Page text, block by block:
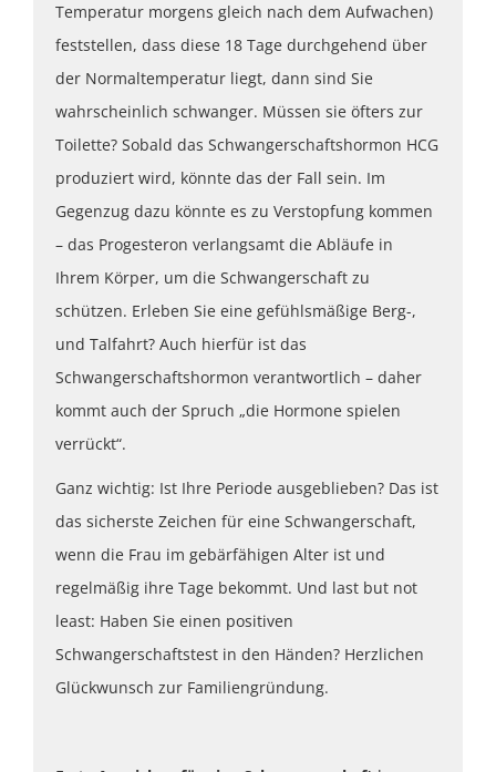
Temperatur morgens gleich nach dem Aufwachen)
feststellen, dass diese 18 Tage durchgehend über
der Normaltemperatur liegt, dann sind Sie
wahrscheinlich schwanger. Müssen sie öfters zur
Toilette? Sobald das Schwangerschaftshormon HCG
produziert wird, könnte das der Fall sein. Im
Gegenzug dazu könnte es zu Verstopfung kommen
– das Progesteron verlangsamt die Abläufe in
Ihrem Körper, um die Schwangerschaft zu
schützen. Erleben Sie eine gefühlsmäßige Berg-,
und Talfahrt? Auch hierfür ist das
Schwangerschaftshormon verantwortlich – daher
kommt auch der Spruch „die Hormone spielen
verrückt“.
Ganz wichtig: Ist Ihre Periode ausgeblieben? Das ist
das sicherste Zeichen für eine Schwangerschaft,
wenn die Frau im gebärfähigen Alter ist und
regelmäßig ihre Tage bekommt. Und last but not
least: Haben Sie einen positiven
Schwangerschaftstest in den Händen? Herzlichen
Glückwunsch zur Familiengründung.